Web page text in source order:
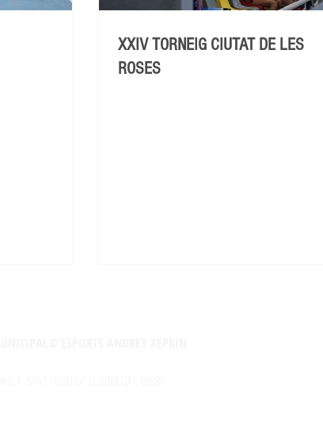
XXIV TORNEIG CIUTAT DE LES
ROSES